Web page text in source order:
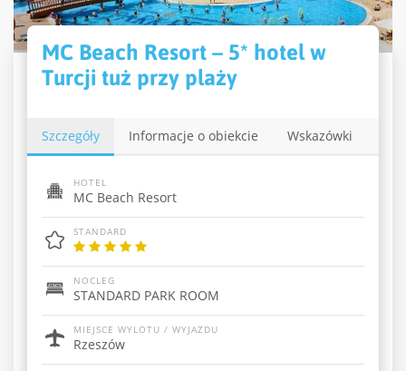
MC Beach Resort – 5* hotel w
Turcji tuż przy plaży
Szczegóły Informacje o obiekcie Wskazówki
HOTEL
MC Beach Resort
STANDARD
NOCLEG
STANDARD PARK ROOM
MIEJSCE WYLOTU / WYJAZDU
Rzeszów